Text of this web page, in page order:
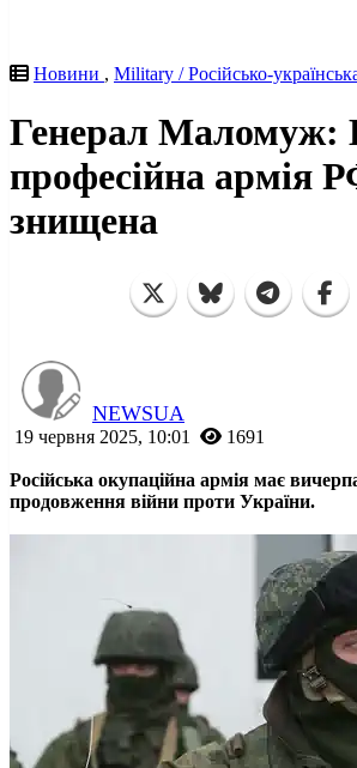
Новини , Military / Російсько-
Генерал Маломуж:
професійна армія
знищена
NEWSUA
19 червня 2025, 10:01 1691
Російська окупаційна армія має
продовження війни проти України.